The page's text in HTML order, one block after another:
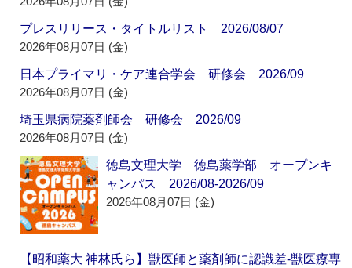
プレスリリース・タイトルリスト 2026/08/07
2026年08月07日 (金)
日本プライマリ・ケア連合学会 研修会 2026/09
2026年08月07日 (金)
埼玉県病院薬剤師会 研修会 2026/09
2026年08月07日 (金)
徳島文理大学 徳島薬学部 オープンキ
ャンパス 2026/08-2026/09
2026年08月07日 (金)
【昭和薬大 神林氏ら】獣医師と薬剤師に認識差‐獣医療専